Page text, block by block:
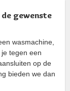
gewenste
wasmachine,
tegen een
op de
bieden we dan